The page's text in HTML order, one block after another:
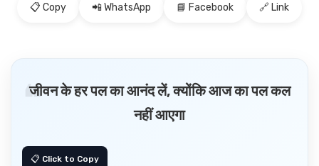
📋 Copy 📲 WhatsApp 📘 Facebook 🔗 Link
जीवन के हर पल का आनंद लें, क्योंकि आज का पल कल
नहीं आएगा